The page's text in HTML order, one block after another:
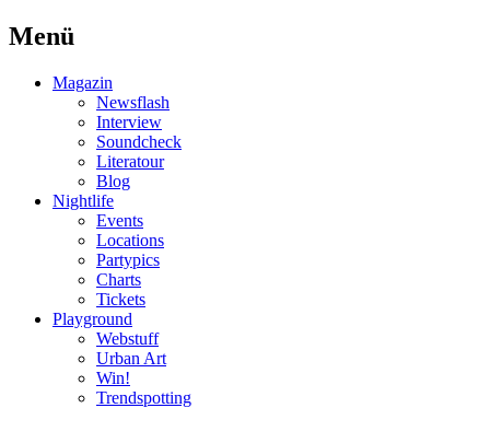
Menü
Magazin
Newsflash
Interview
Soundcheck
Literatour
Blog
Nightlife
Events
Locations
Partypics
Charts
Tickets
Playground
Webstuff
Urban Art
Win!
Trendspotting